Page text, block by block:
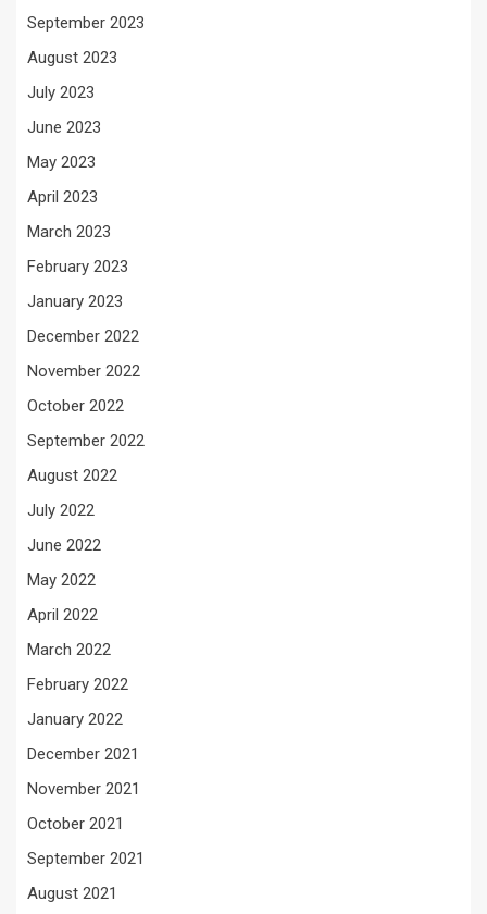
September 2023
August 2023
July 2023
June 2023
May 2023
April 2023
March 2023
February 2023
January 2023
December 2022
November 2022
October 2022
September 2022
August 2022
July 2022
June 2022
May 2022
April 2022
March 2022
February 2022
January 2022
December 2021
November 2021
October 2021
September 2021
August 2021